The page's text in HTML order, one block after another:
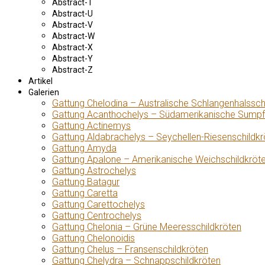
Abstract-T
Abstract-U
Abstract-V
Abstract-W
Abstract-X
Abstract-Y
Abstract-Z
Artikel
Galerien
Gattung Chelodina – Australische
Gattung Acanthochelys – Südamerikanische
Gattung Actinemys
Gattung Aldabrachelys – Seychellen-
Gattung Amyda
Gattung Apalone – Amerikanische
Gattung Astrochelys
Gattung Batagur
Gattung Caretta
Gattung Carettochelys
Gattung Centrochelys
Gattung Chelonia – Grüne Meeresschildkröten
Gattung Chelonoidis
Gattung Chelus – Fransenschildkröten
Gattung Chelydra – Schnappschildkröten